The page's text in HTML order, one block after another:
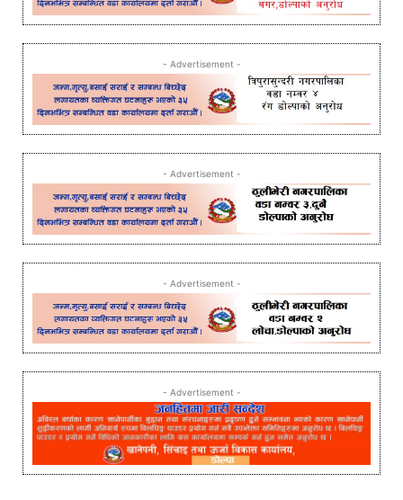
- Advertisement -
- Advertisement -
- Advertisement -
- Advertisement -